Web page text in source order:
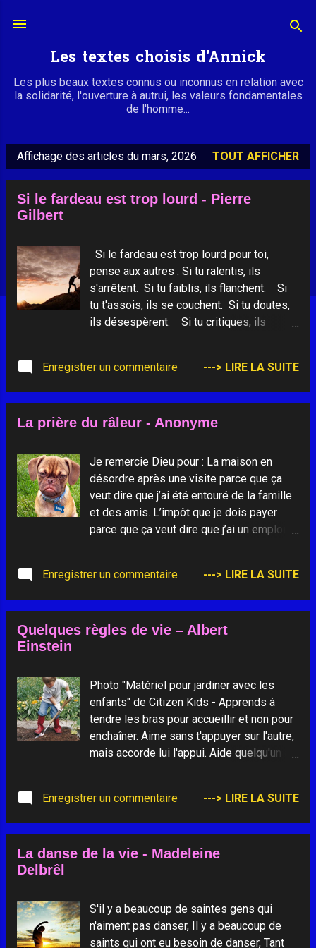
Les textes choisis d'Annick
Les plus beaux textes connus ou inconnus en relation avec
la solidarité, l'ouverture à autrui, les valeurs fondamentales
de l'homme...
A
Affichage des articles du mars, 2026 TOUT AFFICHER
Si le fardeau est trop lourd - Pierre
Gilbert
Si le fardeau est trop lourd pour toi,
pense aux autres : Si tu ralentis, ils
s'arrêtent. Si tu faiblis, ils flanchent. Si
tu t'assois, ils se couchent. Si tu doutes,
ils désespèrent. Si tu critiques, ils
donneront leur peau... Et si tu pries, alors
ils seront des saints.
Enregistrer un commentaire ---> LIRE LA SUITE
La prière du râleur - Anonyme
Je remercie Dieu pour : La maison en
désordre après une visite parce que ça
veut dire que j’ai été entouré de la famille
et des amis. L’impôt que je dois payer
parce que ça veut dire que j’ai un emploi,
parce que ça veut dire que je vis dans un
pays où il y a la liberté de parole. La place
libre de stationnement trouvée seulement
au fin fond du terrain parce que ça veut
que ça veut dire que chez moi je suis bien
au chaud. La femme derrière moi à l’église
qui murmure toujours parce que ça veut
dire que je ne suis pas sourd. Le bruit du
réveil matin au lever parce que ça veut
Enregistrer un commentaire ---> LIRE LA SUITE
Quelques règles de vie – Albert
Einstein
Photo "Matériel pour jardiner avec les
enfants" de Citizen Kids - Apprends à
tendre les bras pour accueillir et non pour
enchaîner. Aime sans t'appuyer sur l'autre,
mais accorde lui l'appui. Aide quelqu'un à
chacun est unique et a une valeur infinie.
Ne cultive jamais la vengeance: elle
engendre la haine. Seul le pardon permet à
l'homme d'évoluer. Ne juge pas. Prends
pourras jamais progresser si tu ne passes
pas par les portes de la tolérance. Donne
l'exemple dans la vie de tous les jours,
Enregistrer un commentaire ---> LIRE LA SUITE
La danse de la vie - Madeleine
Delbrêl
S'il y a beaucoup de saintes gens qui
n'aiment pas danser, Il y a beaucoup de
saints qui ont eu besoin de danser, Tant